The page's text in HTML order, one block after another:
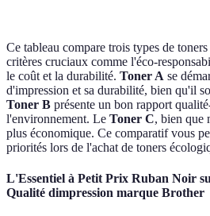
Ce tableau compare trois types de
critères cruciaux comme l'éco-
le coût et la durabilité. Toner A se
d'impression et sa durabilité, bien qu'il
Toner B présente un bon rapport
l'environnement. Le Toner C, bien que
plus économique. Ce comparatif vous
priorités lors de l'achat de toners
L'Essentiel à Petit Prix Ruban Noir
Qualité dimpression marque Brother